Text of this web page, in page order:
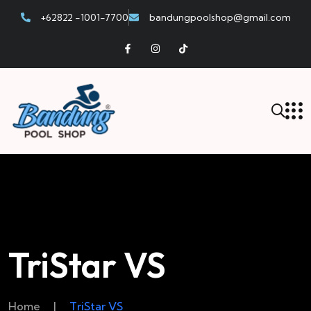
+62822 -1001-7700 bandungpoolshop@gmail.com
TriStar VS
Home | TriStar VS